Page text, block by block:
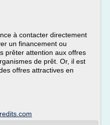
à contacter directement
un financement ou
prêter attention aux offres
de prêt. Or, il est
offres attractives en